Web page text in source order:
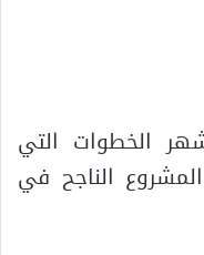
الخطوات التي
الناجح في